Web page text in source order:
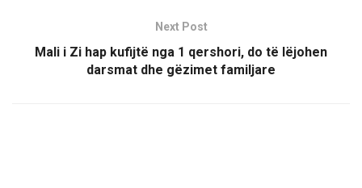
Next Post
​Mali i Zi hap kufijtë nga 1 qershori, do të lëjohen
darsmat dhe gëzimet familjare